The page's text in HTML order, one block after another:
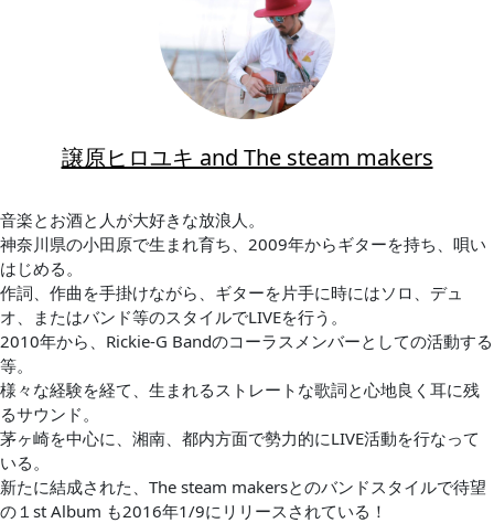
譲原ヒロユキ and The steam makers
音楽とお酒と人が大好きな放浪人。
神奈川県の小田原で生まれ育ち、2009年からギターを持ち、唄い
はじめる。
作詞、作曲を手掛けながら、ギターを片手に時にはソロ、デュ
オ、またはバンド等のスタイルでLIVEを行う。
2010年から、Rickie-G Bandのコーラスメンバーとしての活動する
等。
様々な経験を経て、生まれるストレートな歌詞と心地良く耳に残
るサウンド。
茅ヶ崎を中心に、湘南、都内方面で勢力的にLIVE活動を行なって
いる。
新たに結成された、The steam makersとのバンドスタイルで待望
の１st Album も2016年1/9にリリースされている！